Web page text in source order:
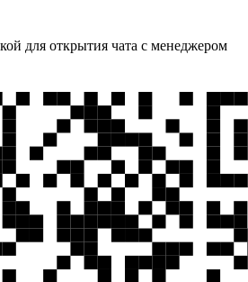
для открытия чата с менеджером